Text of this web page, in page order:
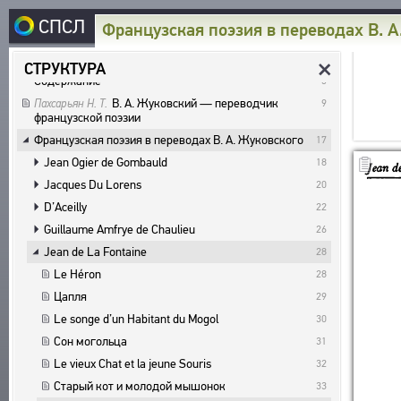
СПСЛ Французская поэзия в переводах
СТРУКТУРА
Обложка
Обложка
1
Фронтиспис
5
Содержание
9
Пахсарьян Н. Т. В. А. Жуковский — переводчик
французской поэзии
17
Французская поэзия в переводах В. А. Жуковского
18
Jean Ogier de Gombauld
20
Jacques Du Lorens
22
D’Aceilly
26
Guillaume Amfrye de Chaulieu
28
Jean de La Fontaine
28
Le Héron
29
Цапля
30
Le songe d’un Habitant du Mogol
31
Сон могольца
32
Le vieux Chat et la jeune Souris
33
Старый кот и молодой мышонок
I
ОПИСАНИЕ ДОКУМЕНТА
B
СВЯЗАННЫЕ ТЕКСТЫ
L
ИЗДАНИЯ И ИССЛЕДОВАНИЯ
Q
W
ТЕСТ / ГРАФИКА
H
ГЛАВНАЯ
КОРПУС
РУССКОЯЗЫЧНЫЕ АВТОРЫ
ИНОЯЗЫЧНЫЕ АВТОРЫ
РУССКОЯЗЫЧНЫЕ ПРОИЗВЕДЕНИЯ
ИНОЯЗЫЧНЫЕ ПРОИЗВЕДЕНИЯ
МЕТРИКА
СТРОФИКА
ЯЗЫКИ
РЕЧЕВЫЕ ФОРМЫ
ТИПЫ
КОЛИЧЕСТВО ПЕРЕВОДОВ
БИБЛИОТЕКА
ТЕКСТЫ
АВТОРЫ
ПРОИЗВЕДЕНИЯ
ИЗДАНИЯ
ИССЛЕДОВАНИЯ
АВТОРЫ
ПРОИЗВЕДЕНИЯ
ИЗДАНИЯ
ЭНЦИКЛОПЕДИЯ
СЛОВНИК
ВСЕ БИОСПРАВКИ
ПОЭТЫ
ПЕРЕВОДЧИКИ
ИССЛЕДОВАТЕЛИ
ТЕЗАУРУС
УКАЗАТЕЛЬ ТЕРМИНОВ
ПОИСК
О ПРОЕКТЕ
КРАТКО О ПРОЕКТЕ
ЦЕЛИ ПРОЕКТА
ОБРАТНАЯ СВЯЗЬ